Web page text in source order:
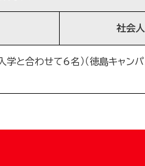
社会
と合わせて6名）（徳島キャンパ